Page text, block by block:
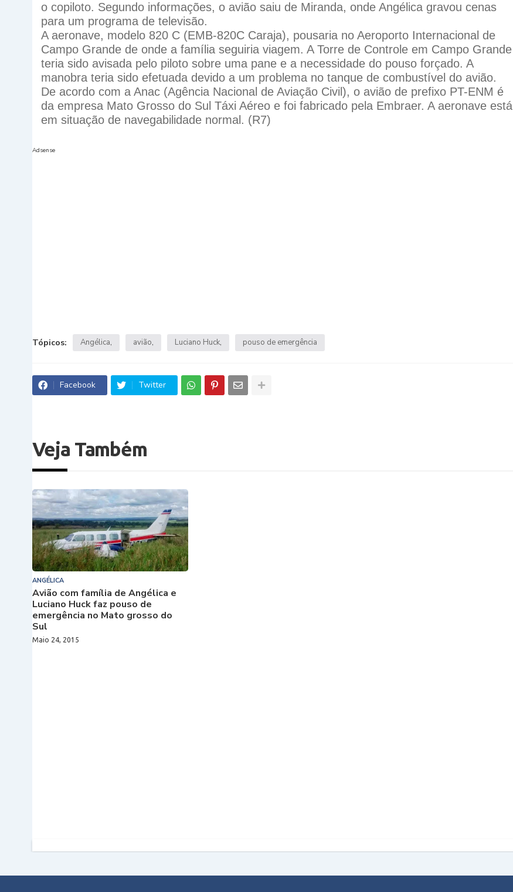
o copiloto. Segundo informações, o avião saiu de Miranda, onde Angélica gravou cenas
para um programa de televisão.
A aeronave, modelo 820 C (EMB-820C Caraja), pousaria no Aeroporto Internacional de
Campo Grande de onde a família seguiria viagem. A Torre de Controle em Campo Grande
teria sido avisada pelo piloto sobre uma pane e a necessidade do pouso forçado. A
manobra teria sido efetuada devido a um problema no tanque de combustível do avião.
De acordo com a Anac (Agência Nacional de Aviação Civil), o avião de prefixo PT-ENM é
da empresa Mato Grosso do Sul Táxi Aéreo e foi fabricado pela Embraer. A aeronave está
em situação de navegabilidade normal. (R7)
Adsense
Tópicos: Angélica avião Luciano Huck pouso de emergência
Facebook Twitter
Veja Também
ANGÉLICA
Avião com família de Angélica e
Luciano Huck faz pouso de
emergência no Mato grosso do
Sul
Maio 24, 2015